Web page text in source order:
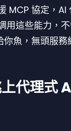
MCP 協定，AI
用這些能力，
你魚，無頭服務
代理式